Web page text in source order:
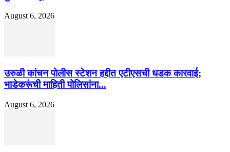
August 6, 2026
उरुळी कांचन पोलीस स्टेशन हद्दीत एटीएसची धडक कारवाई;
भाडेकरूंची माहिती पोलिसांना...
August 6, 2026